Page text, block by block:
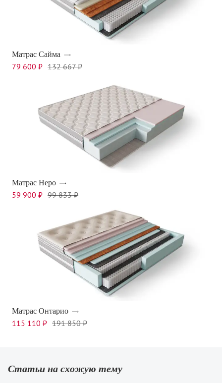
Матрас Сайма
79 600 ₽ 132 667 ₽
Матрас Неро
59 900 ₽ 99 833 ₽
Матрас Онтарио
115 110 ₽ 191 850 ₽
Статьи на схожую тему